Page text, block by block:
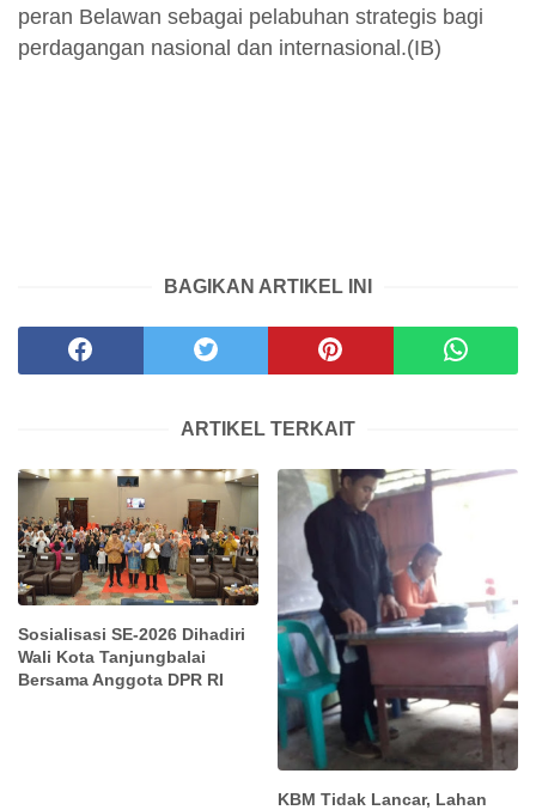
peran Belawan sebagai pelabuhan strategis bagi
perdagangan nasional dan internasional.(IB)
BAGIKAN ARTIKEL INI
ARTIKEL TERKAIT
Sosialisasi SE-2026 Dihadiri
Wali Kota Tanjungbalai
Bersama Anggota DPR RI
KBM Tidak Lancar, Lahan